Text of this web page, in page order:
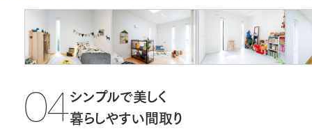
04シンプルで美しく
暮らしやすい間取り